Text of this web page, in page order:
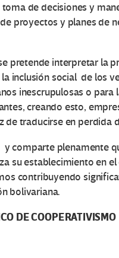
de decisiones y
proyectos y planes de
interpretar la
inclusión social de los
inescrupulosas o para
creando esto,
de traducirse en perdida
plenamente
su establecimiento en
contribuyendo
bolivariana.
DE COOPERATIVISMO